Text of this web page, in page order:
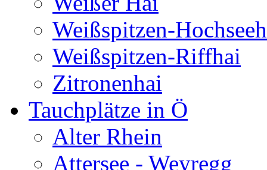
Weißspitzen-
Weißspitzen-Riffhai
Zitronenhai
Tauchplätze in Ö
Alter Rhein
Attersee - Weyregg